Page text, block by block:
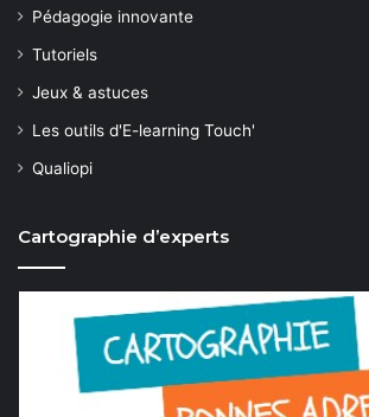
Pédagogie innovante
Tutoriels
Jeux & astuces
Les outils d'E-learning Touch'
Qualiopi
Cartographie d’experts